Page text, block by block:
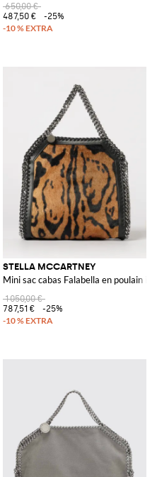
650,00 €
487,50 €
-25%
STELLA MCCARTNEY
Mini sac cabas Falabella en poulain
1 050,00 €
787,51 €
-25%